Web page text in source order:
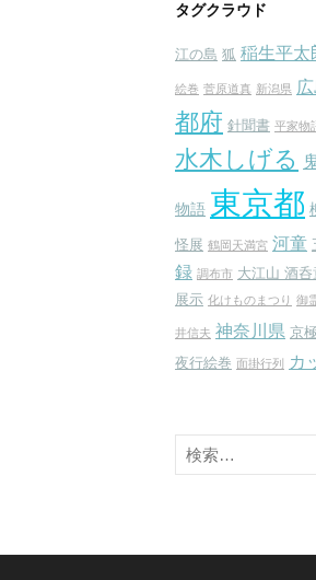
イ
タグクラウド
江の島 狐 稲生平太
絵巻 菅原道真 新潟県
都府 針聞書 平家物
水木しげる
物語 東京都
怪展 鶴岡天満宮 河童
録 調布市 大江山 酒呑
展示 化けものまつり 御
井信夫 神奈川県 京
夜行絵巻 面掛行列 カ
検
索: